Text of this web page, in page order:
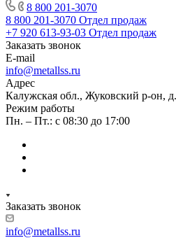
8 800 201-3070
8 800 201-3070 Отдел продаж
+7 920 613-93-03 Отдел продаж
Заказать звонок
E-mail
info@metallss.ru
Адрес
Калужская обл., Жуковский р-он,
Режим работы
Пн. – Пт.: с 08:30 до 17:00
Заказать звонок
info@metallss.ru